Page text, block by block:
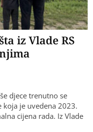
iz Vlade RS
djece trenutno se
koja je uvedena 2023.
cijena rada. Iz Vlade